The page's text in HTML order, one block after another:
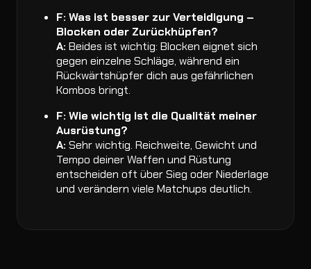
F: Was ist besser zur Verteidigung –
Blocken oder Zurückhüpfen?
A: Beides ist wichtig: Blocken eignet sich
gegen einzelne Schläge, während ein
Rückwärtshüpfer dich aus gefährlichen
Kombos bringt.
F: Wie wichtig ist die Qualität meiner
Ausrüstung?
A: Sehr wichtig. Reichweite, Gewicht und
Tempo deiner Waffen und Rüstung
entscheiden oft über Sieg oder Niederlage
und verändern viele Matchups deutlich.